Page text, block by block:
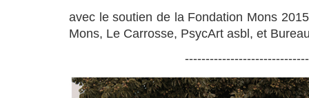
avec le soutien de la Fondation Mons
Mons, Le Carrosse, PsycArt asbl, et